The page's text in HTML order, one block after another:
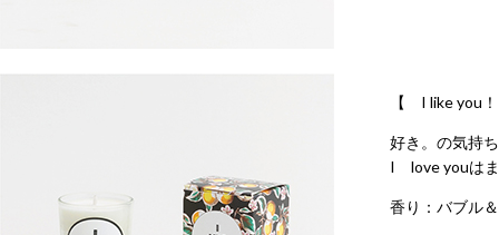
【 I like you
好き。の気持
I love youはま
香り：バブル